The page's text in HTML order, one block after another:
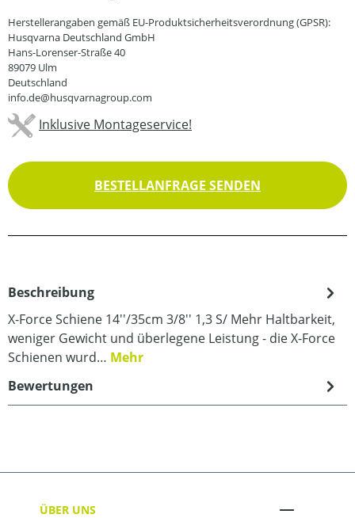
Herstellerangaben gemäß EU-Produktsicherheitsverordnung (GPSR):
Husqvarna Deutschland GmbH
Hans-Lorenser-Straße 40
89079 Ulm
Deutschland
info.de@husqvarnagroup.com
Inklusive Montageservice!
BESTELLANFRAGE SENDEN
Beschreibung
X-Force Schiene 14''/35cm 3/8'' 1,3 S/ Mehr Haltbarkeit,
weniger Gewicht und überlegene Leistung - die X-Force
Schienen wurd… Mehr
Bewertungen
ÜBER UNS